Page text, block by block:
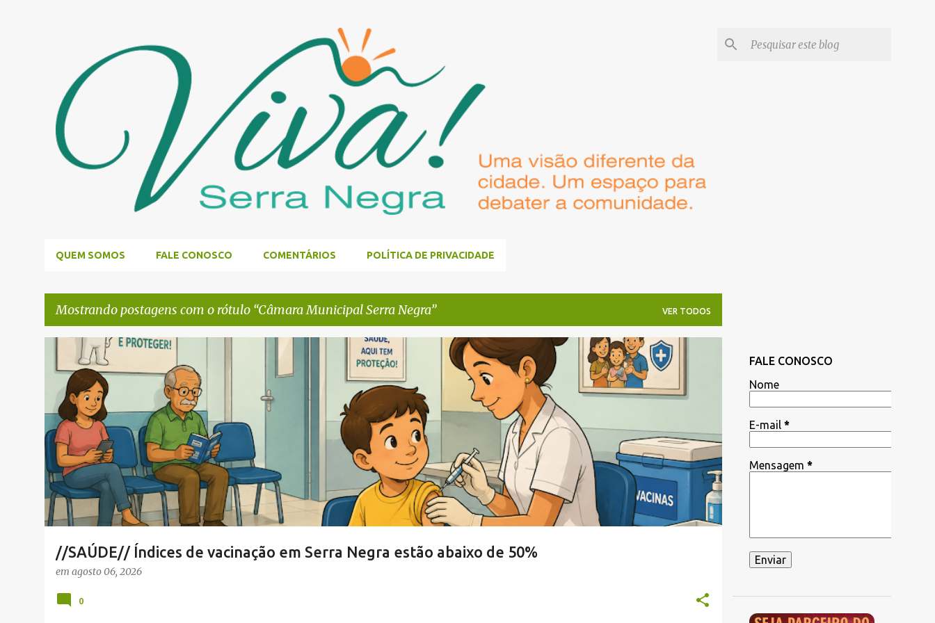
QUEM SOMOS FALE CONOSCO COMENTÁRIOS POLÍTICA DE PRIVACIDADE
Mostrando postagens com o rótulo Câmara Municipal Serra Negra VER TODOS
t
a
g
e
n
s
//SAÚDE// Índices de vacinação em Serra Negra estão abaixo de 50%
em agosto 06, 2026
NOTÍCIAS SERRA NEGRA VIVA! SERRA NEGRA
0
FALE CONOSCO
Nome
E-mail *
Mensagem *